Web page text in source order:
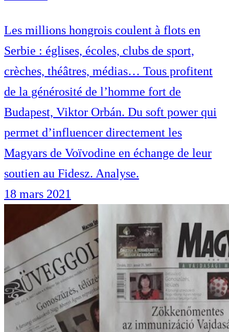
Les millions hongrois coulent à flots en
Serbie : églises, écoles, clubs de sport,
crèches, théâtres, médias… Tous profitent
de la générosité de l’homme fort de
Budapest, Viktor Orbán. Du soft power qui
permet d’influencer directement les
Magyars de Voïvodine en échange de leur
soutien au Fidesz. Analyse.
18 mars 2021